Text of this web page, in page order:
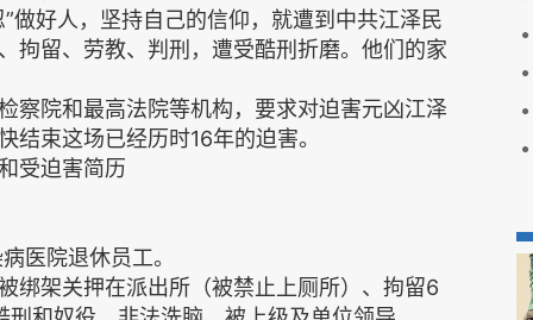
做好人，坚持自己的信仰，就遭到中共江泽民
拘留、劳教、判刑，遭受酷刑折磨。他们的家
察院和最高法院等机构，要求对迫害元凶江泽
束这场已经历时16年的迫害。
受迫害简历
医院退休员工。
绑架关押在派出所（被禁止上厕所）、拘留6